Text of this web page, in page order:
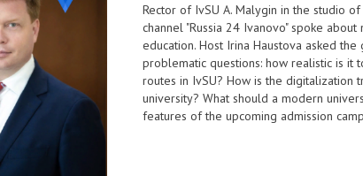
Rector of IvSU A. Malygin in the studio
channel "Russia 24 Ivanovo" spoke
education. Host Irina Haustova asked
problematic questions: how realistic is it
routes in IvSU? How is the digitalization
university? What should a modern
features of the upcoming admission